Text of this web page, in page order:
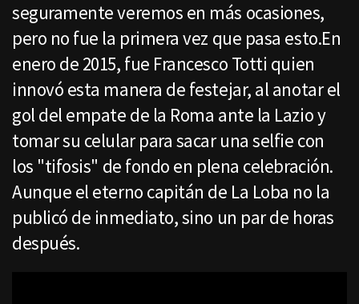
seguramente veremos en más ocasiones,
pero no fue la primera vez que pasa esto.En
enero de 2015, fue Francesco Totti quien
innovó esta manera de festejar, al anotar el
gol del empate de la Roma ante la Lazio y
tomar su celular para sacar una selfie con
los "tifosis" de fondo en plena celebración.
Aunque el eterno capitán de La Loba no la
publicó de inmediato, sino un par de horas
después.